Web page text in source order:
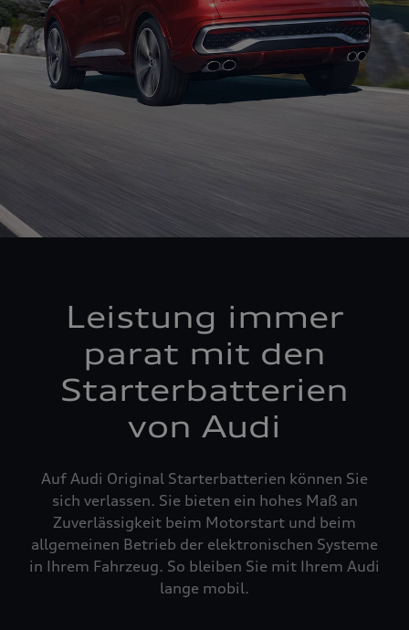
Leistung immer
parat mit den
Starterbatterien
von Audi
Auf Audi Original Starterbatterien können Sie
sich verlassen. Sie bieten ein hohes Maß an
Zuverlässigkeit beim Motorstart und beim
allgemeinen Betrieb der elektronischen Systeme
in Ihrem Fahrzeug. So bleiben Sie mit Ihrem Audi
lange mobil.